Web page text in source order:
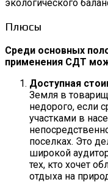
экологического
Плюсы
Среди основных
применения СДТ
Доступная
Земля в
недорого, если
участками в
поселках. Это
широкой
тех, кто хочет
отдыха на